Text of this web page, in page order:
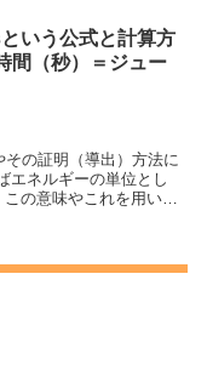
いう公式と計算方
間（秒）＝ジュー
の証明（導出）方法に
エネルギーの単位とし
の意味やこれを用いた